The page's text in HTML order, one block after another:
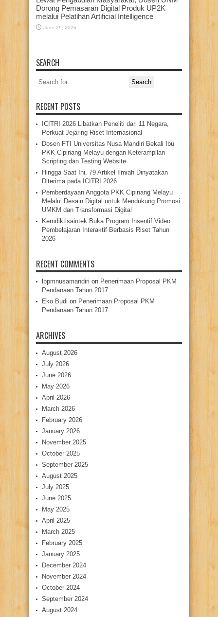
Dorong Pemasaran Digital Produk UP2K
melalui Pelatihan Artificial Intelligence
June 29, 2026
SEARCH
Search
for:
RECENT POSTS
ICITRI 2026 Libatkan Peneliti dari 11 Negara,
Perkuat Jejaring Riset Internasional
Dosen FTI Universitas Nusa Mandiri Bekali Ibu
PKK Cipinang Melayu dengan Keterampilan
Scripting dan Testing Website
Hingga Saat Ini, 79 Artikel Ilmiah Dinyatakan
Diterima pada ICITRI 2026
Pemberdayaan Anggota PKK Cipinang Melayu
Melalui Desain Digital untuk Mendukung Promosi
UMKM dan Transformasi Digital
Kemdiktisaintek Buka Program Insentif Video
Pembelajaran Interaktif Berbasis Riset Tahun
2026
RECENT COMMENTS
lppmnusamandiri on Penerimaan Proposal PKM
Pendanaan Tahun 2017
Eko Budi on Penerimaan Proposal PKM
Pendanaan Tahun 2017
ARCHIVES
August 2026
July 2026
June 2026
May 2026
April 2026
March 2026
February 2026
January 2026
November 2025
October 2025
September 2025
August 2025
July 2025
June 2025
May 2025
April 2025
March 2025
February 2025
January 2025
December 2024
November 2024
October 2024
September 2024
August 2024